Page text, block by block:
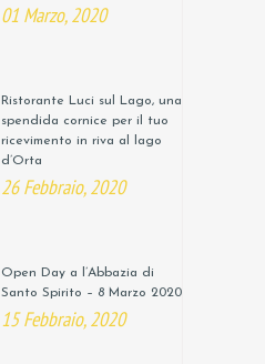
01 Marzo, 2020
Ristorante Luci sul Lago, una
spendida cornice per il tuo
ricevimento in riva al lago
d’Orta
26 Febbraio, 2020
Open Day a l’Abbazia di
Santo Spirito – 8 Marzo 2020
15 Febbraio, 2020